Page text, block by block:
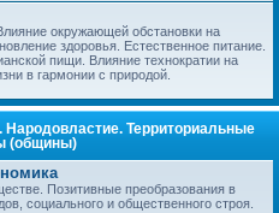
окружающей обстановки на
здоровья. Естественное питание.
пищи. Влияние технократии на
в гармонии с природой.
Территориальные
(общины)
Позитивные преобразования в
социального и общественного строя.